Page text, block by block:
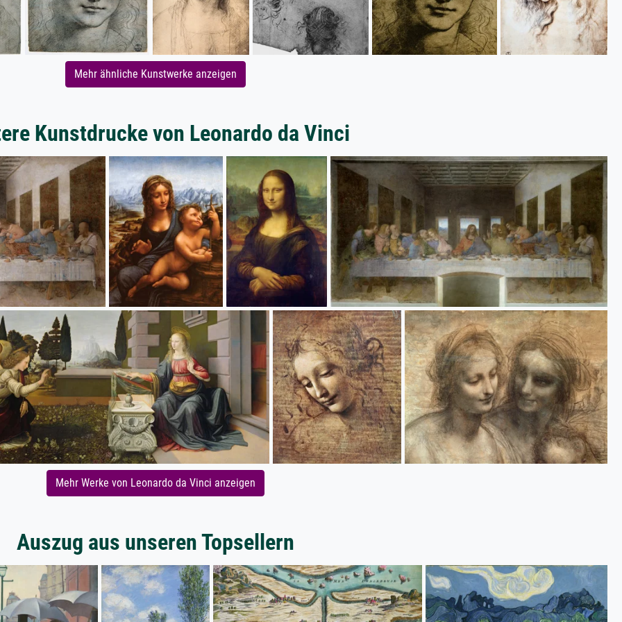
Mehr ähnliche Kunstwerke anzeigen
Kunstdrucke von Leonardo da Vinci
Mehr Werke von Leonardo da Vinci anzeigen
Auszug aus unseren Topsellern